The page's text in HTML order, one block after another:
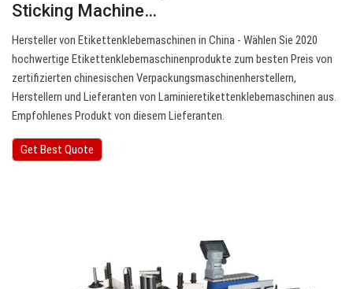
Sticking Machine…
Hersteller von Etikettenklebemaschinen in China - Wählen Sie 2020
hochwertige Etikettenklebemaschinenprodukte zum besten Preis von
zertifizierten chinesischen Verpackungsmaschinenherstellern,
Herstellern und Lieferanten von Laminieretikettenklebemaschinen aus.
Empfohlenes Produkt von diesem Lieferanten.
Get Best Quote